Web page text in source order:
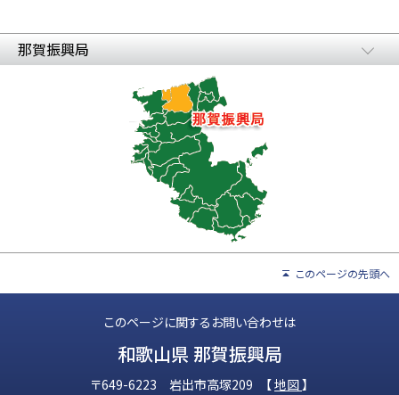
那賀振興局
このページの先頭へ
このページに関するお問い合わせは
和歌山県 那賀振興局
〒649-6223 岩出市高塚209 【地図】